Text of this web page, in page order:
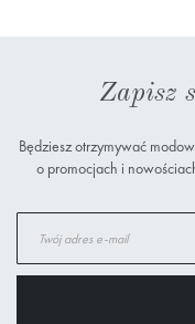
Zapisz
Będziesz otrzymywać
o promocjach i
nasz
newsletter: